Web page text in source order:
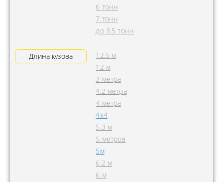
6 тонн
7 тонн
до 3.5 тонн
Длина кузова
12.5 м
12 м
3 метра
4.2 метра
4 метра
4x4
5.3 м
5 метров
5м
6.2 м
6 м